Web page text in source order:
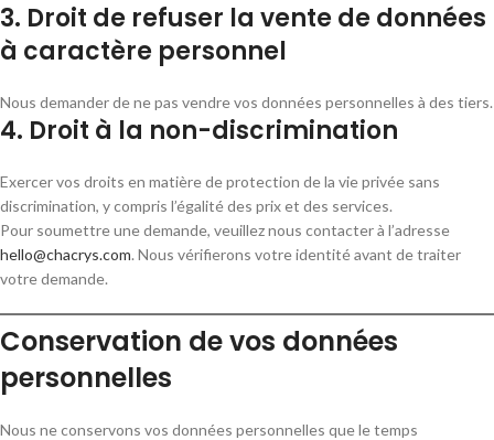
3. Droit de refuser la vente de données
à caractère personnel
Nous demander de ne pas vendre vos données personnelles à des tiers.
4. Droit à la non-discrimination
Exercer vos droits en matière de protection de la vie privée sans
discrimination, y compris l’égalité des prix et des services.
Pour soumettre une demande, veuillez nous contacter à l’adresse
hello@chacrys.com. Nous vérifierons votre identité avant de traiter
votre demande.
Conservation de vos données
personnelles
Nous ne conservons vos données personnelles que le temps